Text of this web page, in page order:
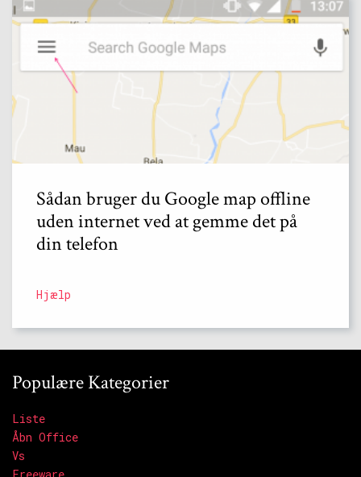
Sådan bruger du Google map offline
uden internet ved at gemme det på
din telefon
Hjælp
Populære Kategorier
Liste
Åbn Office
Vs